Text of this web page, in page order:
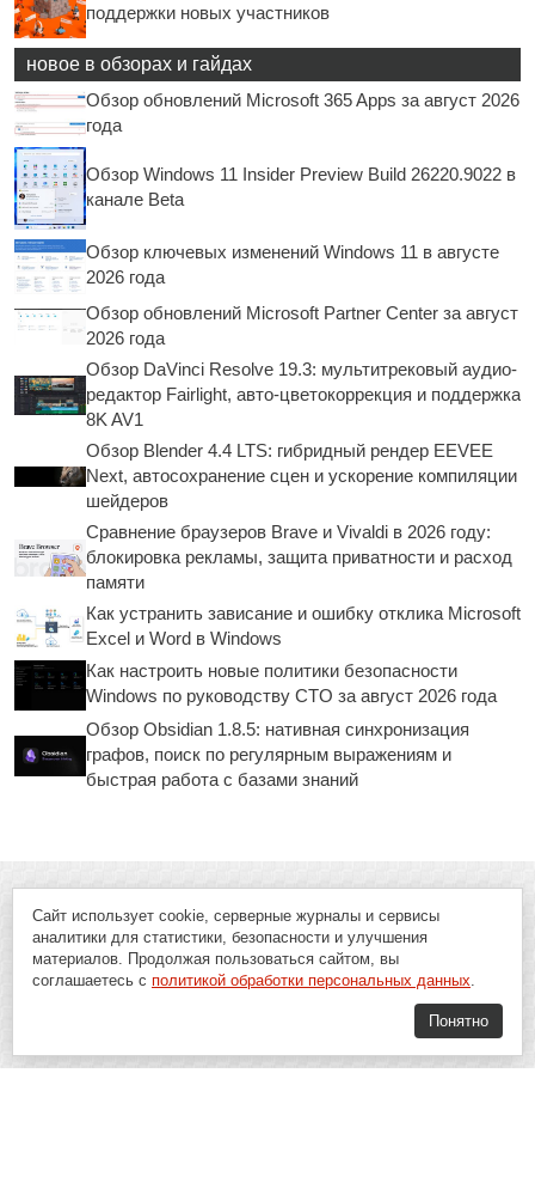
поддержки новых участников
новое в обзорах и гайдах
Обзор обновлений Microsoft 365 Apps за август 2026
года
Обзор Windows 11 Insider Preview Build 26220.9022 в
канале Beta
Обзор ключевых изменений Windows 11 в августе
2026 года
Обзор обновлений Microsoft Partner Center за август
2026 года
Обзор DaVinci Resolve 19.3: мультитрековый аудио-
редактор Fairlight, авто-цветокоррекция и поддержка
8K AV1
Обзор Blender 4.4 LTS: гибридный рендер EEVEE
Next, автосохранение сцен и ускорение компиляции
шейдеров
Сравнение браузеров Brave и Vivaldi в 2026 году:
блокировка рекламы, защита приватности и расход
памяти
Как устранить зависание и ошибку отклика Microsoft
Excel и Word в Windows
Как настроить новые политики безопасности
Windows по руководству CTO за август 2026 года
Обзор Obsidian 1.8.5: нативная синхронизация
графов, поиск по регулярным выражениям и
быстрая работа с базами знаний
Сайт использует cookie, серверные журналы и сервисы
аналитики для статистики, безопасности и улучшения
материалов. Продолжая пользоваться сайтом, вы
соглашаетесь с политикой обработки персональных данных.
Понятно